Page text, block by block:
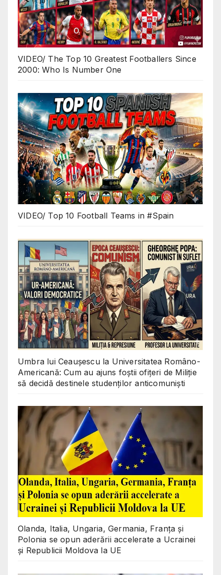
VIDEO/ The Top 10 Greatest Footballers Since
2000: Who Is Number One
VIDEO/ Top 10 Football Teams in #Spain
Umbra lui Ceaușescu la Universitatea Româno-
Americană: Cum au ajuns foștii ofițeri de Miliție
să decidă destinele studenților anticomuniști
Olanda, Italia, Ungaria, Germania, Franța și
Polonia se opun aderării accelerate a Ucrainei
și Republicii Moldova la UE